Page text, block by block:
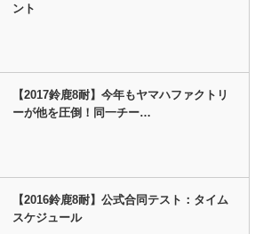
ント
【2017鈴鹿8耐】今年もヤマハファクトリ
ーが他を圧倒！同一チー…
【2016鈴鹿8耐】公式合同テスト：タイム
スケジュール